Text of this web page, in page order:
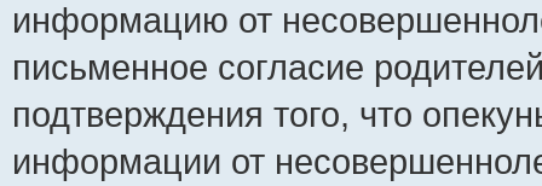
информацию от
письменное согласие
подтверждения того, что
информации от